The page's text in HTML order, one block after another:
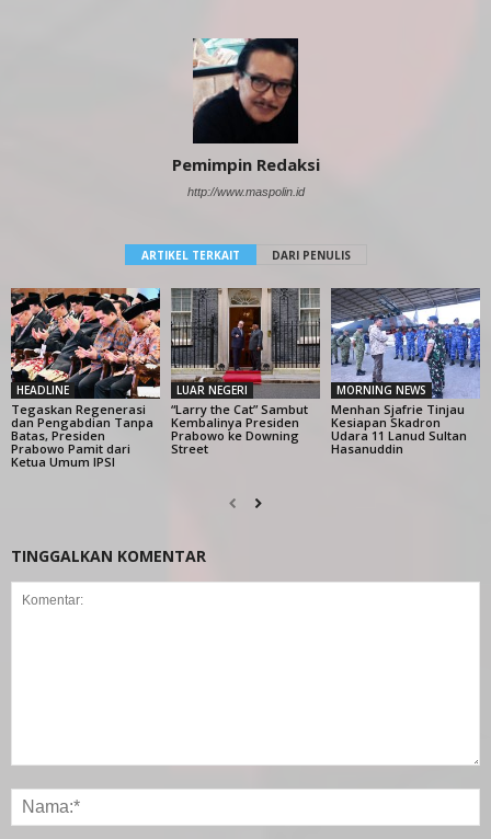
Pemimpin Redaksi
http://www.maspolin.id
ARTIKEL TERKAIT DARI PENULIS
HEADLINE
Tegaskan Regenerasi
dan Pengabdian Tanpa
Batas, Presiden
Prabowo Pamit dari
Ketua Umum IPSI
LUAR NEGERI
“Larry the Cat” Sambut
Kembalinya Presiden
Prabowo ke Downing
Street
MORNING NEWS
Menhan Sjafrie Tinjau
Kesiapan Skadron
Udara 11 Lanud Sultan
Hasanuddin
TINGGALKAN KOMENTAR